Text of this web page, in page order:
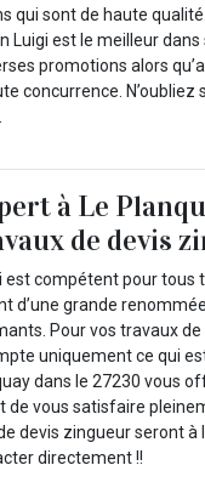
qui sont de haute
Luigi est le meilleur
promotions alors
concurrence. N’oubliez
à Le
de devis
est compétent pour tous
d’une grande
Pour vos travaux de
uniquement ce qui
dans le 27230 vous
de vous satisfaire
devis zingueur seront à
directement !!